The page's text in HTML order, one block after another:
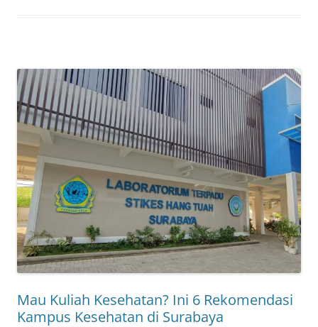
Mau Kuliah Kesehatan? Ini 6 Rekomendasi
Kampus Kesehatan di Surabaya